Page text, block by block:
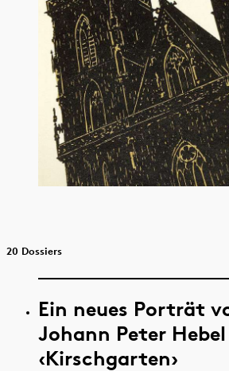
20 Dossiers
Ein neues Porträt
Johann Peter
‹Kirschgarten›